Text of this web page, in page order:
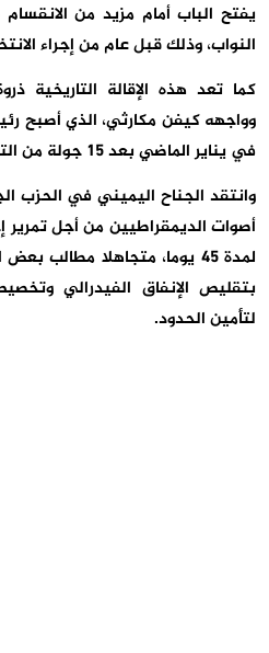
يفتح الباب أمام مزيد من
النواب، وذلك قبل عام من إجراء
كما تعد هذه الإقالة التاريخية
وواجهه كيفن مكارثي، الذي أصبح
في يناير الماضي بعد 15 جولة من التصويت.
وانتقد الجناح اليميني في الحزب
أصوات الديمقراطيين من أجل تمرير
لمدة 45 يوما، متجاهلا مطالب
بتقليص الإنفاق الفيدرالي
لتأمين الحدود.